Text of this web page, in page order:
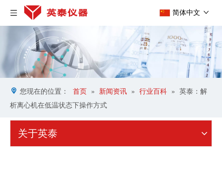
简体中文
您现在的位置： 首页 » 新闻资讯 » 行业百科 »
英泰：解
析离心机在低温状态下操作方式
关于英泰